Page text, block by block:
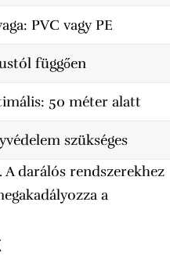
PVC vagy PE
függően
50 méter alatt
szükséges
darálós rendszerekhez
a